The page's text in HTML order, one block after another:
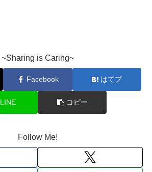
~Sharing is Caring~
Facebook はてブ
LINE コピー
Follow Me!